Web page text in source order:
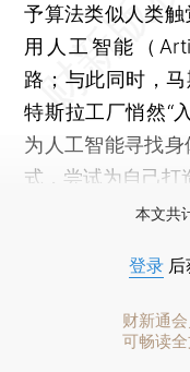
予算法类似人类
用人工智能（
路；与此同时，
特斯拉工厂悄然“
为人工智能寻找
式，尝试为自己打
本文共
登录
财新通会
可畅读全